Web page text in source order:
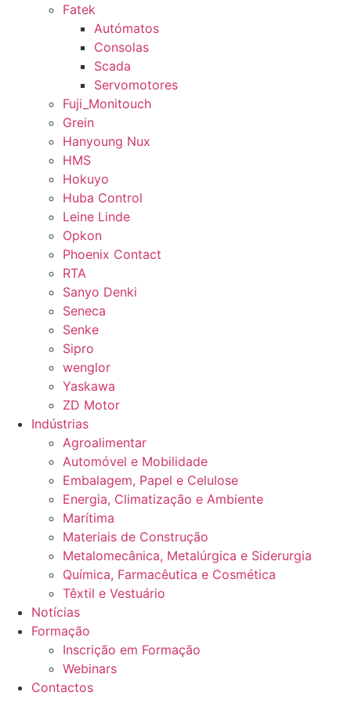
Fatek
Autómatos
Consolas
Scada
Servomotores
Fuji_Monitouch
Grein
Hanyoung Nux
HMS
Hokuyo
Huba Control
Leine Linde
Opkon
Phoenix Contact
RTA
Sanyo Denki
Seneca
Senke
Sipro
wenglor
Yaskawa
ZD Motor
Indústrias
Agroalimentar
Automóvel e Mobilidade
Embalagem, Papel e Celulose
Energia, Climatização e Ambiente
Marítima
Materiais de Construção
Metalomecânica, Metalúrgica e Siderurgia
Química, Farmacêutica e Cosmética
Têxtil e Vestuário
Notícias
Formação
Inscrição em Formação
Webinars
Contactos